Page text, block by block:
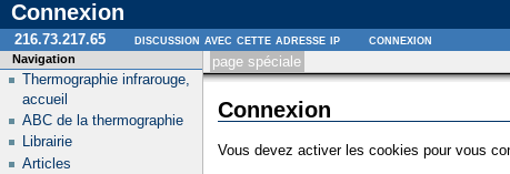
Connexion
page spéciale
Connexion
Vous devez activer les cookies pour vous
Navigation
Thermographie infrarouge,
accueil
ABC de la thermographie
Librairie
Articles
216.73.217.65 discussion avec cette adresse ip connexion